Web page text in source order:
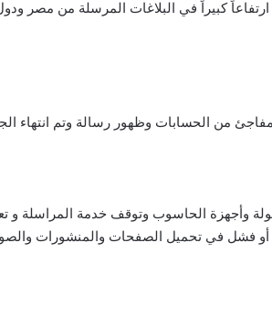
كبيراً في البلاغات المرسلة من مصر
من الحسابات وظهور رسالة وتم انتهاء
وأجهزة الحاسوب وتوقف خدمة المراسلة
فشل في تحميل الصفحات والمنشورات